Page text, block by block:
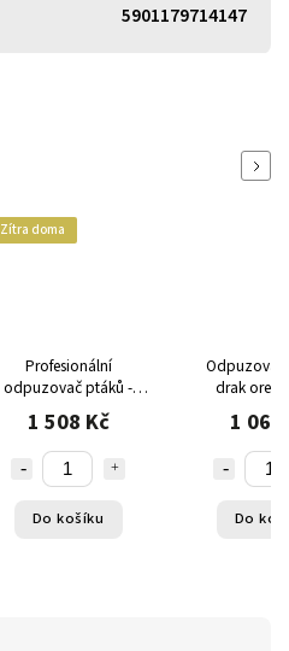
5901179714147
Zítra doma
Profesionální
odpuzovač ptáků -
drak orel tyč 7 m
1 508 Kč
Do košíku
Odpuzovač
drak orel
1 064
Do
Next